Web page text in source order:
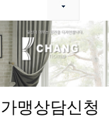
가맹상담신청